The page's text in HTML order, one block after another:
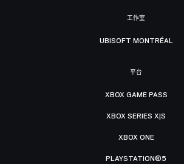
工作室
UBISOFT MONTRÉAL
平台
XBOX GAME PASS
XBOX SERIES X|S
XBOX ONE
PLAYSTATION®5